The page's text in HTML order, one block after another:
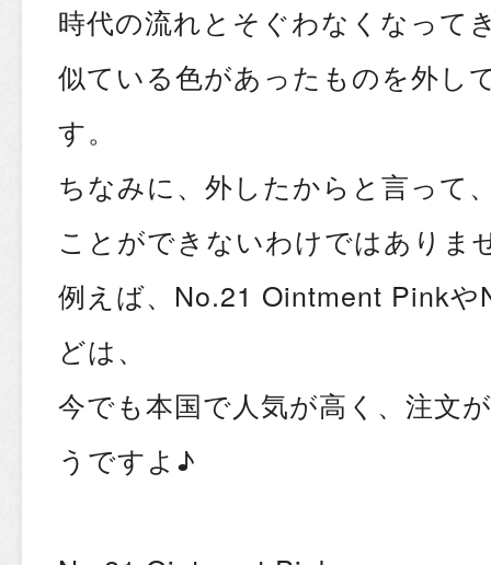
時代の流れとそぐわなくなって
似ている色があったものを外し
す。
ちなみに、外したからと言って
ことができないわけではありま
例えば、No.21 Ointment Pink
どは、
今でも本国で人気が高く、注文
うですよ♪